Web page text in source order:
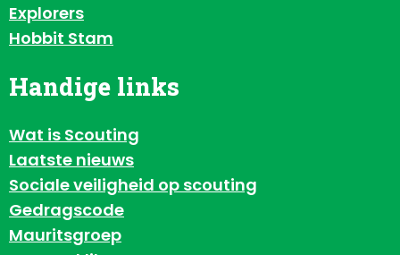
Explorers
Hobbit Stam
Handige links
Wat is Scouting
Laatste nieuws
Sociale veiligheid op scouting
Gedragscode
Mauritsgroep